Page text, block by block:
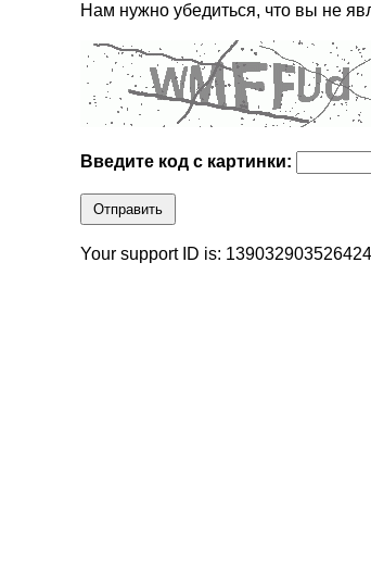
Нам нужно убедиться, что вы не
Введите код с картинки:
Отправить
Your support ID is: